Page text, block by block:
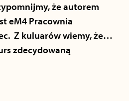
że autorem
eM4 Pracownia
Z kuluarów wiemy, że…
zdecydowaną